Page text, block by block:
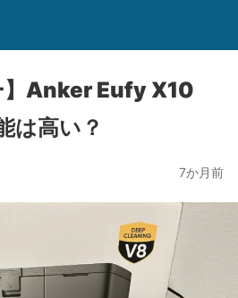
】Anker Eufy X10
は高い？
7か月前